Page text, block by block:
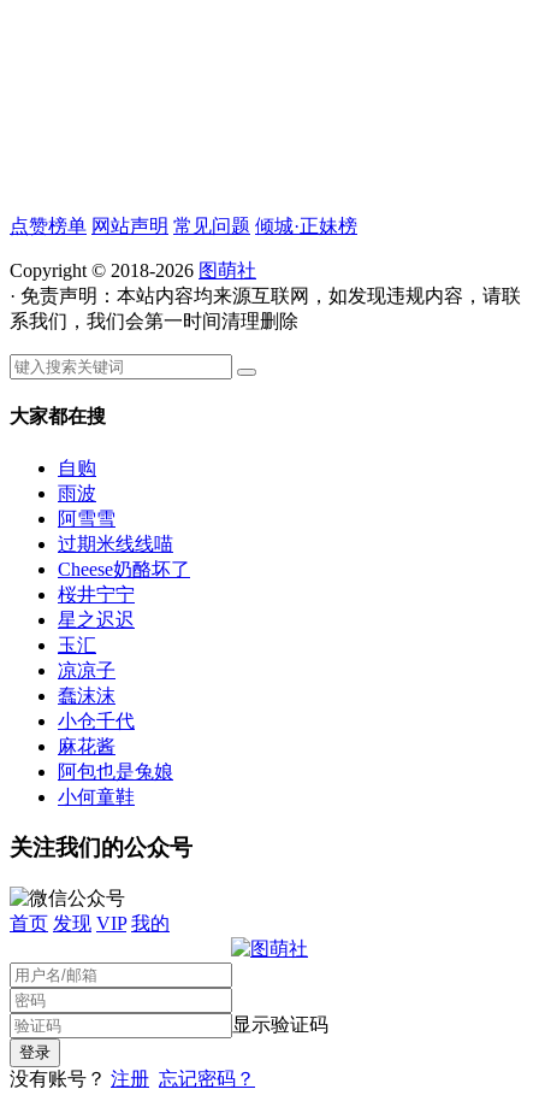
点赞榜单 网站声明 常见问题 倾城·正妹榜
Copyright © 2018-2026 图萌社
· 免责声明：本站内容均来源互联网，如发现违规内容，请联
系我们，我们会第一时间清理删除
大家都在搜
自购
雨波
阿雪雪
过期米线线喵
Cheese奶酪坏了
桜井宁宁
星之迟迟
玉汇
凉凉子
蠢沫沫
小仓千代
麻花酱
阿包也是兔娘
小何童鞋
关注我们的公众号
首页 发现 VIP 我的
显示验证码
没有账号？ 注册 忘记密码？